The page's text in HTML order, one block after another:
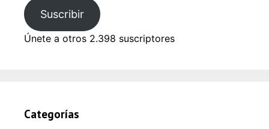
Suscribir
Únete a otros 2.398 suscriptores
Categorías